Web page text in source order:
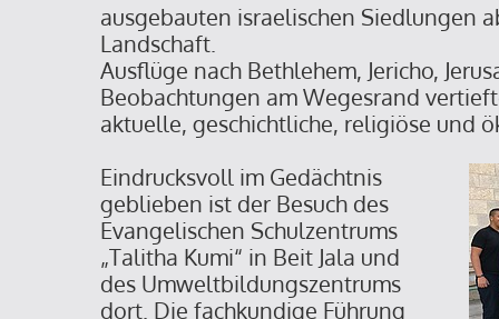
ausgebauten israelischen Siedlungen
Landschaft.
Ausflüge nach Bethlehem, Jericho,
Beobachtungen am Wegesrand
aktuelle, geschichtliche, religiöse und
Eindrucksvoll im Gedächtnis
geblieben ist der Besuch des
Evangelischen Schulzentrums
„Talitha Kumi“ in Beit Jala und
des Umweltbildungszentrums
dort. Die fachkundige Führung